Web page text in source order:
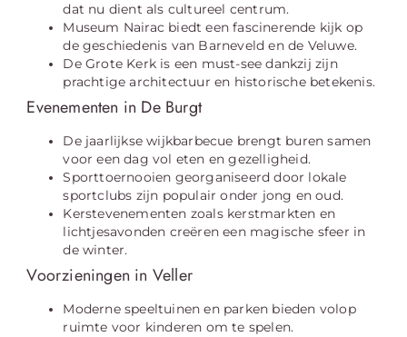
dat nu dient als cultureel centrum.
Museum Nairac biedt een fascinerende kijk op
de geschiedenis van Barneveld en de Veluwe.
De Grote Kerk is een must-see dankzij zijn
prachtige architectuur en historische betekenis.
Evenementen in De Burgt
De jaarlijkse wijkbarbecue brengt buren samen
voor een dag vol eten en gezelligheid.
Sporttoernooien georganiseerd door lokale
sportclubs zijn populair onder jong en oud.
Kerstevenementen zoals kerstmarkten en
lichtjesavonden creëren een magische sfeer in
de winter.
Voorzieningen in Veller
Moderne speeltuinen en parken bieden volop
ruimte voor kinderen om te spelen.